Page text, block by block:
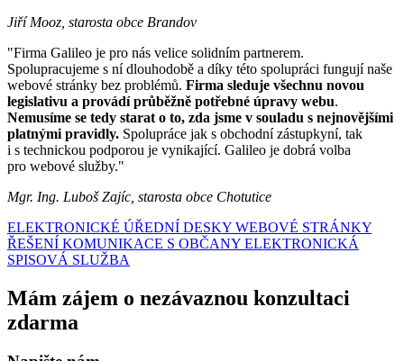
Jiří Mooz, starosta obce Brandov
"Firma Galileo je pro nás velice solidním partnerem.
Spolupracujeme s ní dlouhodobě a díky této spolupráci fungují naše
webové stránky bez problémů. Firma sleduje všechnu novou
legislativu a provádí průběžně potřebné úpravy webu.
Nemusíme se tedy starat o to, zda jsme v souladu s nejnovějšími
platnými pravidly. Spolupráce jak s obchodní zástupkyní, tak
i s technickou podporou je vynikající. Galileo je dobrá volba
pro webové služby."
Mgr. Ing. Luboš Zajíc, starosta obce Chotutice
ELEKTRONICKÉ ÚŘEDNÍ DESKY WEBOVÉ STRÁNKY
ŘEŠENÍ KOMUNIKACE S OBČANY ELEKTRONICKÁ
SPISOVÁ SLUŽBA
Mám zájem o nezávaznou konzultaci
zdarma